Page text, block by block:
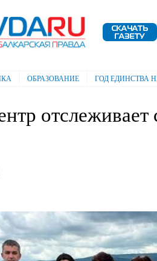
ОБРАЗОВАНИЕ ГОД ЕДИНСТВА